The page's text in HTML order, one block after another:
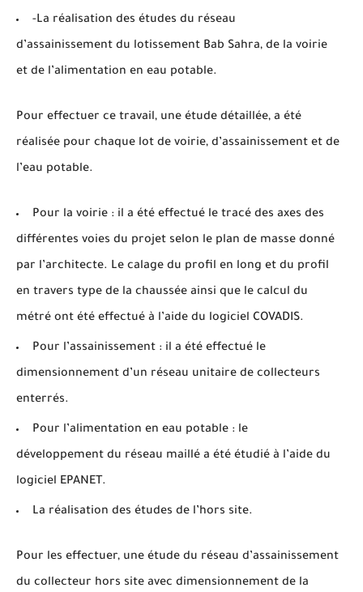
-La réalisation des études du réseau
d’assainissement du lotissement Bab Sahra, de la voirie
et de l’alimentation en eau potable.
Pour effectuer ce travail, une étude détaillée, a été
réalisée pour chaque lot de voirie, d’assainissement et de
l’eau potable.
Pour la voirie : il a été effectué le tracé des axes des
différentes voies du projet selon le plan de masse donné
par l’architecte. Le calage du profil en long et du profil
en travers type de la chaussée ainsi que le calcul du
métré ont été effectué à l’aide du logiciel COVADIS.
Pour l’assainissement : il a été effectué le
dimensionnement d’un réseau unitaire de collecteurs
enterrés.
Pour l’alimentation en eau potable : le
développement du réseau maillé a été étudié à l’aide du
logiciel EPANET.
La réalisation des études de l’hors site.
Pour les effectuer, une étude du réseau d’assainissement
du collecteur hors site avec dimensionnement de la